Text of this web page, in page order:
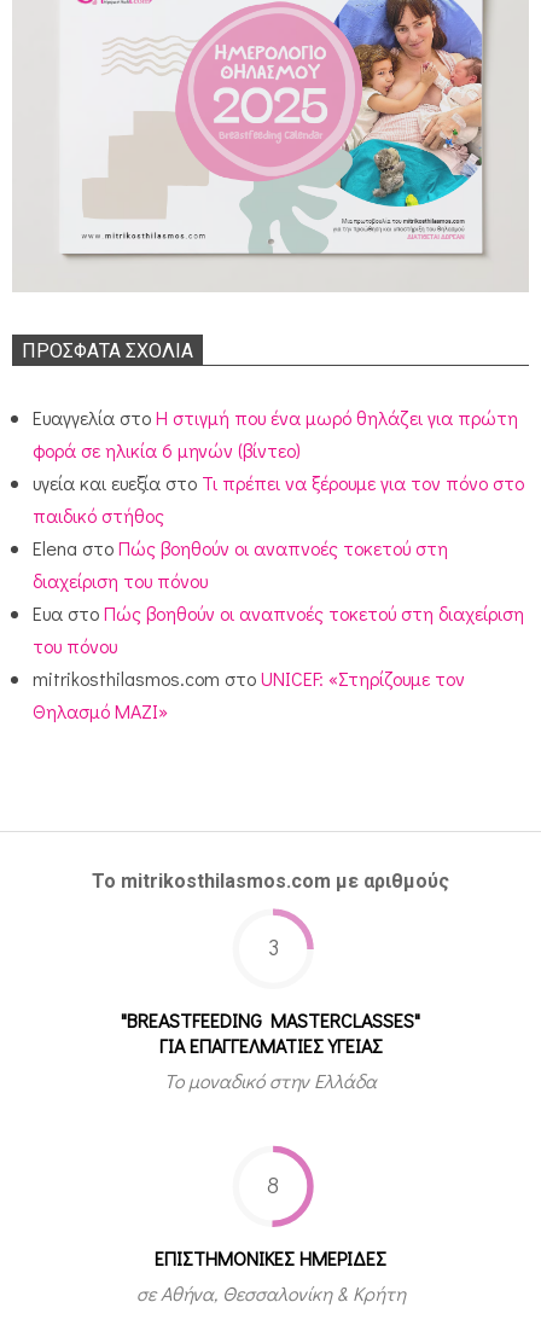
ΠΡΌΣΦΑΤΑ ΣΧΌΛΙΑ
Ευαγγελία στοΗ στιγμή που ένα μωρό θηλάζει για πρώτη
φορά σε ηλικία 6 μηνών (βίντεο)
υγεία και ευεξία στο Τι πρέπει να ξέρουμε για τον πόνο στο
παιδικό στήθος
Elena στοΠώς βοηθούν οι αναπνοές τοκετού στη
διαχείριση του πόνου
Ευα στοΠώς βοηθούν οι αναπνοές τοκετού στη διαχείριση
του πόνου
mitrikosthilasmos.com στοUNICEF: «Στηρίζουμε τον
Θηλασμό ΜΑΖΙ»
Το mitrikosthilasmos.com με αριθμούς
3
"BREASTFEEDING MASTERCLASSES"
ΓΙΑ ΕΠΑΓΓΕΛΜΑΤΙΕΣ ΥΓΕΙΑΣ
Το μοναδικό στην Ελλάδα
8
ΕΠΙΣΤΗΜΟΝΙΚΕΣ ΗΜΕΡΙΔΕΣ
σε Αθήνα, Θεσσαλονίκη & Κρήτη